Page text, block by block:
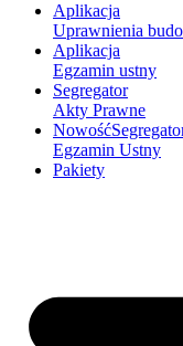
Aplikacja
Uprawnienia
Aplikacja
Egzamin ustny
Segregator
Akty Prawne
Nowość
Egzamin Ustny
Pakiety